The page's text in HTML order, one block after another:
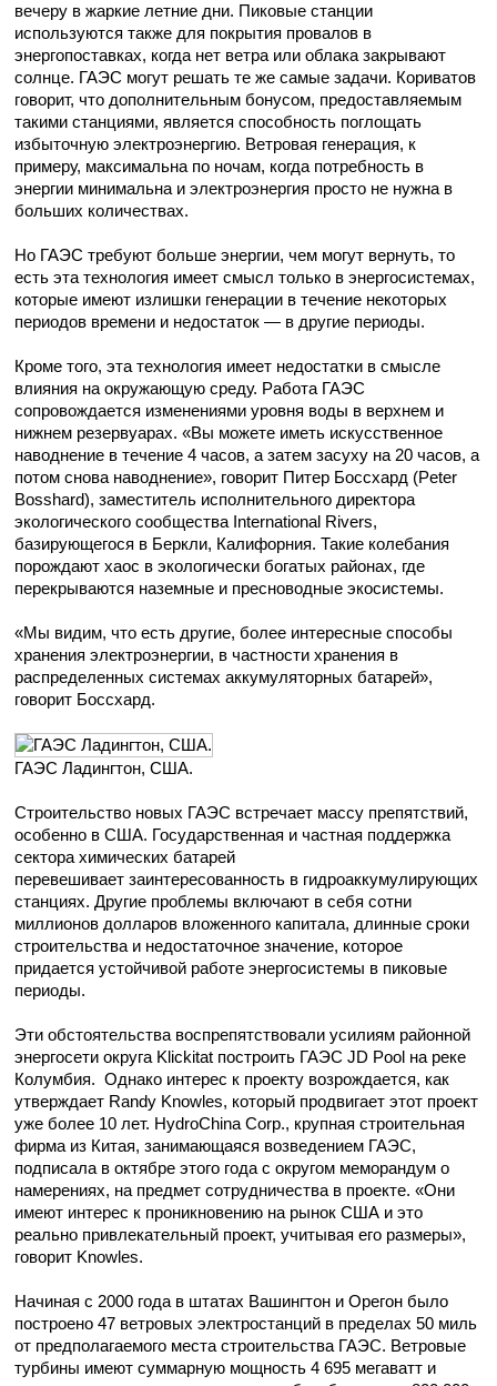
вечеру в жаркие летние дни. Пиковые станции
используются также для покрытия провалов в
энергопоставках, когда нет ветра или облака закрывают
солнце. ГАЭС могут решать те же самые задачи. Кориватов
говорит, что дополнительным бонусом, предоставляемым
такими станциями, являетсяспособность поглощать
избыточную электроэнергию. Ветровая генерация, к
примеру, максимальна по ночам, когда потребность в
энергии минимальна и электроэнергия просто не нужна в
больших количествах.
Но ГАЭС требуют больше энергии, чем могут вернуть, то
есть эта технология имеет смысл только в энергосистемах,
которые имеют излишки генерации в течение некоторых
периодов времени и недостаток — в другие периоды.
Кроме того, эта технология имеет недостатки в смысле
влияния на окружающую среду. Работа ГАЭС
сопровождается изменениями уровня воды в верхнем и
нижнем резервуарах. «Вы можете иметь искусственное
наводнение в течение 4 часов, а затем засуху на 20 часов, а
потом снова наводнение», говорит Питер Боссхард (Peter
Bosshard), заместитель исполнительного директора
экологического сообщества International Rivers,
базирующегося в Беркли, Калифорния.Такие колебания
порождаютхаос в экологически богатых районах, где
перекрываются наземные и пресноводные экосистемы.
«Мы видим, что есть другие,более интересные способы
хранения электроэнергии, в частностихранения в
распределенных системах аккумуляторных батарей»,
говорит Боссхард.
ГАЭС Ладингтон, США.
Строительство новых ГАЭС встречает массу препятствий,
особенно в США. Государственная и частная поддержка
сектора химических батарей
перевешиваетзаинтересованность в гидроаккумулирующих
станциях.Другие проблемы включают в себя сотни
миллионов долларов вложенного капитала, длинные сроки
строительства и недостаточное значение, которое
придается устойчивой работе энергосистемы в пиковые
периоды.
Эти обстоятельства воспрепятствовали усилиям районной
энергосети округа Klickitat построить ГАЭС JD Pool на реке
Колумбия. Однако интерес к проекту возрождается, как
утверждает Randy Knowles, который продвигает этот проект
уже более 10 лет. HydroChina Corp., крупная строительная
фирма из Китая, занимающаяся возведением ГАЭС,
подписала в октябре этого года с округом меморандумо
намерениях, на предметсотрудничества в проекте. «Они
имеют интерес к проникновению на рынок США и это
реально привлекательный проект, учитывая его размеры»,
говорит Knowles.
Начиная с 2000 года в штатах Вашингтон и Орегон было
построено 47 ветровых электростанций в пределах 50 миль
от предполагаемого места строительства ГАЭС. Ветровые
турбины имеют суммарную мощность 4 695 мегаватт и